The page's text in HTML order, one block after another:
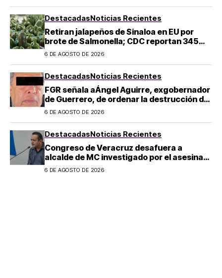
DestacadasNoticias Recientes
Retiran jalapeños de Sinaloa en EU por
brote de Salmonella; CDC reportan 345
casos
6 DE AGOSTO DE 2026
DestacadasNoticias Recientes
FGR señala aÁngel Aguirre, exgobernador
de Guerrero, de ordenar la destrucción de
evidencia sobre el caso Ayotzinapa
6 DE AGOSTO DE 2026
DestacadasNoticias Recientes
Congreso de Veracruz desafuera a
alcalde de MC investigado por el asesinato
de la periodista Roxana Guzmán
6 DE AGOSTO DE 2026